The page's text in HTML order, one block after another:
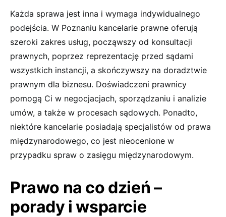
Każda sprawa jest inna i wymaga indywidualnego
podejścia. W Poznaniu kancelarie prawne oferują
szeroki zakres usług, począwszy od konsultacji
prawnych, poprzez reprezentację przed sądami
wszystkich instancji, a skończywszy na doradztwie
prawnym dla biznesu. Doświadczeni prawnicy
pomogą Ci w negocjacjach, sporządzaniu i analizie
umów, a także w procesach sądowych. Ponadto,
niektóre kancelarie posiadają specjalistów od prawa
międzynarodowego, co jest nieocenione w
przypadku spraw o zasięgu międzynarodowym.
Prawo na co dzień –
porady i wsparcie